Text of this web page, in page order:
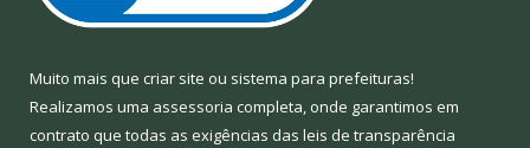
Muito mais que criar site ou sistema para prefeituras!
Realizamos uma assessoria completa, onde garantimos em
contrato que todas as exigências das leis de transparência